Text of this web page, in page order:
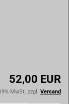
52,00 EUR
MwSt. zzgl. Versand